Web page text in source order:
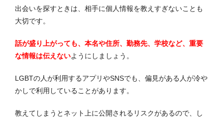
出会いを探すときは、相手に個人情報を教えすぎないことも
大切です。
話が盛り上がっても、本名や住所、勤務先、学校など、重要
な情報は伝えないようにしましょう。
LGBTの人が利用するアプリやSNSでも、偏見がある人が冷や
かしで利用していることがあります。
教えてしまうとネット上に公開されるリスクがあるので、し